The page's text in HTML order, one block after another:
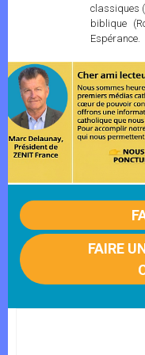
classiques
biblique
Espérance.
FAIRE